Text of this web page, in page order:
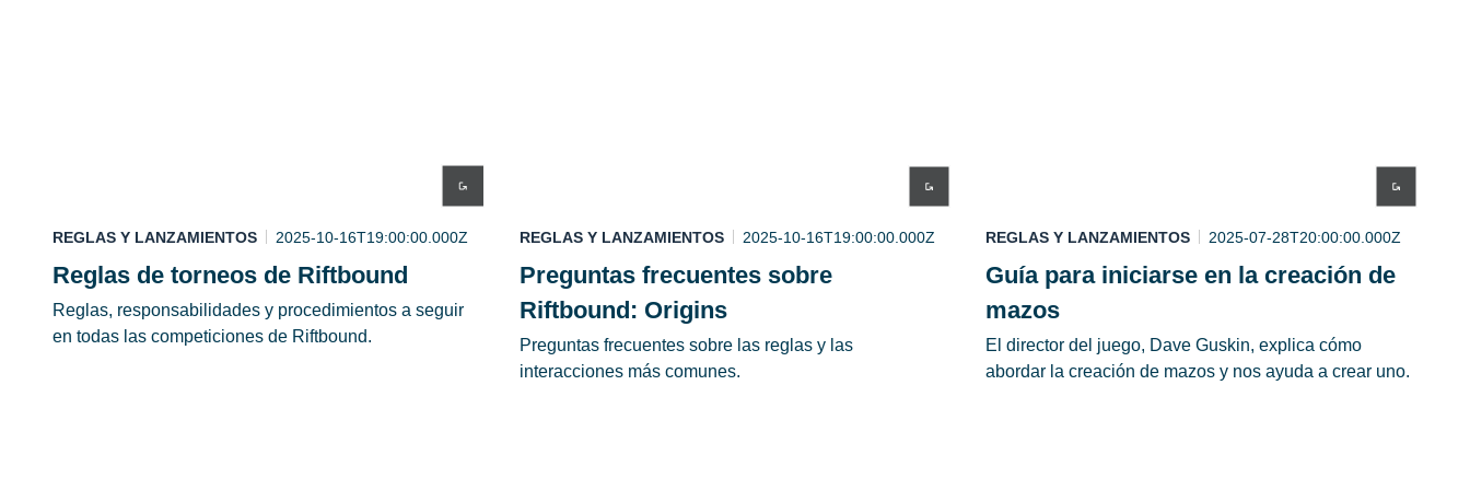
REGLAS Y LANZAMIENTOS 2025-10-16T19:00:00.000Z
Reglas de torneos de Riftbound
Reglas, responsabilidades y procedimientos a seguir
en todas las competiciones de Riftbound.
REGLAS Y LANZAMIENTOS 2025-10-16T19:00:00.000Z
Preguntas frecuentes sobre
Riftbound: Origins
Preguntas frecuentes sobre las reglas y las
interacciones más comunes.
REGLAS Y LANZAMIENTOS 2025-07-28T20:00:00.000Z
Guía para iniciarse en la creación de
mazos
El director del juego, Dave Guskin, explica cómo
abordar la creación de mazos y nos ayuda a crear uno.